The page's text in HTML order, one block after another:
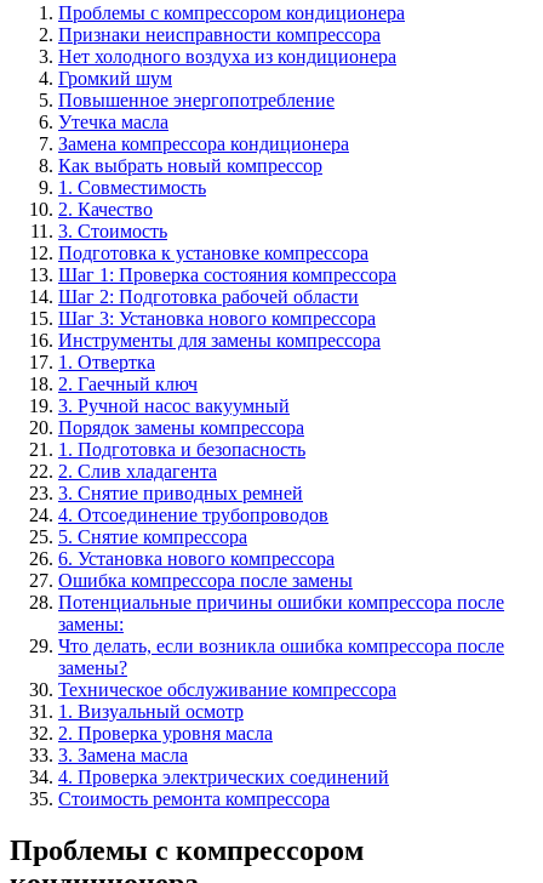
Проблемы с компрессором кондиционера
Признаки неисправности компрессора
Нет холодного воздуха из кондиционера
Громкий шум
Повышенное энергопотребление
Утечка масла
Замена компрессора кондиционера
Как выбрать новый компрессор
1. Совместимость
2. Качество
3. Стоимость
Подготовка к установке компрессора
Шаг 1: Проверка состояния компрессора
Шаг 2: Подготовка рабочей области
Шаг 3: Установка нового компрессора
Инструменты для замены компрессора
1. Отвертка
2. Гаечный ключ
3. Ручной насос вакуумный
Порядок замены компрессора
1. Подготовка и безопасность
2. Слив хладагента
3. Снятие приводных ремней
4. Отсоединение трубопроводов
5. Снятие компрессора
6. Установка нового компрессора
Ошибка компрессора после замены
Потенциальные причины ошибки компрессора после
замены:
Что делать, если возникла ошибка компрессора после
замены?
Техническое обслуживание компрессора
1. Визуальный осмотр
2. Проверка уровня масла
3. Замена масла
4. Проверка электрических соединений
Стоимость ремонта компрессора
Проблемы с компрессором